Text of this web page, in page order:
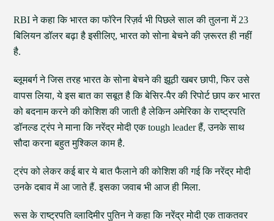
RBI ने कहा कि भारत का फॉरेन रिज़र्व भी पिछले साल की तुलना में 23
बिलियन डॉलर बढ़ा है इसीलिए, भारत को सोना बेचने की ज़रूरत ही नहीं
है.
ब्लूमबर्ग ने जिस तरह भारत के सोना बेचने की झूठी खबर छापी, फिर उसे
वापस लिया, ये इस बात का सबूत है कि बेसिर-पैर की रिपोर्ट छाप कर भारत
को बदनाम करने की कोशिश की जाती है लेकिन अमेरिका के राष्ट्रपति
डॉनल्ड ट्रंप ने माना कि नरेंद्र मोदी एक tough leader हैं, उनके साथ
सौदा करना बहुत मुश्किल काम है.
ट्रंप को लेकर कई बार ये बात फैलाने की कोशिश की गई कि नरेंद्र मोदी
उनके दबाव में आ जाते हैं. इसका जवाब भी आज ही मिला.
रूस के राष्ट्रपति व्लादिमीर पुतिन ने कहा कि नरेंद्र मोदी एक ताकतवर